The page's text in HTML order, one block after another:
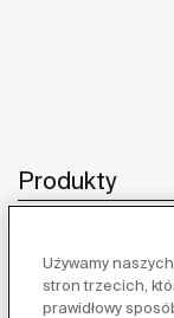
Produkty
Obsługa
Używamy
stron trzecich,
prawidłowy